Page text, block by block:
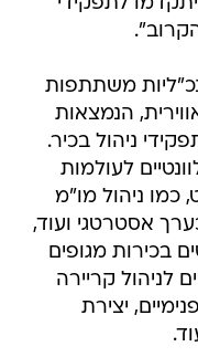
משתתפות
הנמצאות
ניהול בכיר.
לעולמות
כמו ניהול מו"מ
אסטרטגי ועוד,
בכירות מגופים
לניהול קריירה
יצירת